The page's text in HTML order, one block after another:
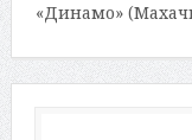
«Динамо»